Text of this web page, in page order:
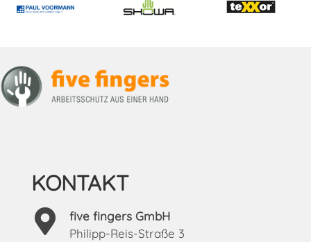
KONTAKT
five fingers GmbH
Philipp-Reis-Straße 3